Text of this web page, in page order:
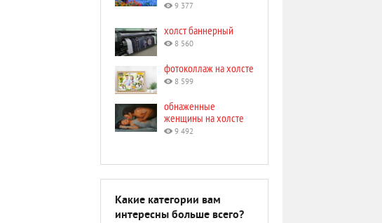
9 377
холст баннерный
8 560
фотоколлаж на холсте
8 599
обнаженные
женщины на холсте
9 492
Какие категории вам
интересны больше всего?